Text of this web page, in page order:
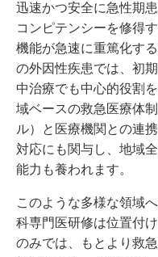
迅速かつ安全に急性期
コンピテンシーを修得
機能が急速に重篤化す
の外因性疾患では、初
中治療でも中心的役割
域ベースの救急医療体
ル）と医療機関との連
対応にも関与し、地域
能力も養われます。
このような多様な領域
科専門医研修は位置付
のみでは、もとより救